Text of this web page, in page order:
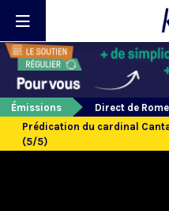
Émissions
Direct de Rome
Prédication du cardinal
(5/5)